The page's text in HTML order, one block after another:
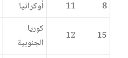
8
11 أوكرانيا
15
12
كوريا
الجنوبية